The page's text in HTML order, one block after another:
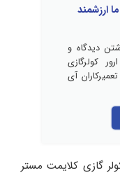
ارزشمند
دیدگاه و
کولرگازی
آی
گازی کلایمت مستر